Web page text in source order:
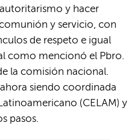
y hacer
y servicio, con
de respeto e igual
como mencionó el Pbro.
la comisión nacional.
siendo coordinada
(CELAM) y
pasos.